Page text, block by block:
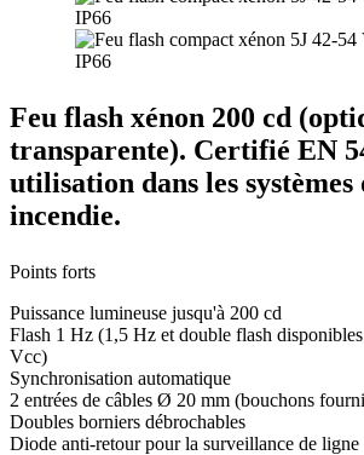
Feu flash xénon 200 cd
transparente). Certifié EN
utilisation dans les
incendie.
Points forts
Puissance lumineuse jusqu'à 200 cd
Flash 1 Hz (1,5 Hz et double flash
Vcc)
Synchronisation automatique
2 entrées de câbles Ø 20 mm (bouchons
Doubles borniers débrochables
Diode anti-retour pour la surveillance de ligne